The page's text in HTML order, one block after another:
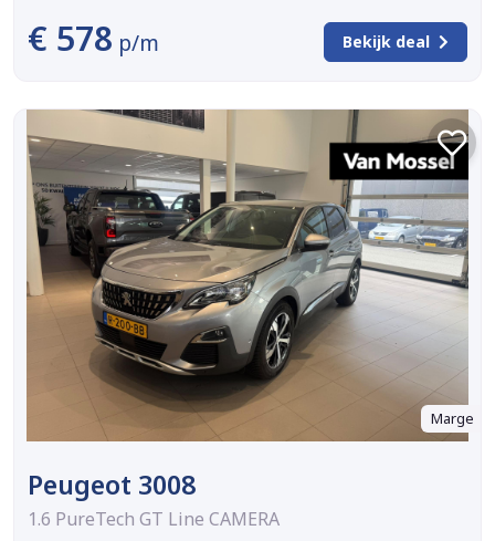
€ 578 p/m Bekijk deal
Marge
Peugeot 3008
1.6 PureTech GT Line CAMERA